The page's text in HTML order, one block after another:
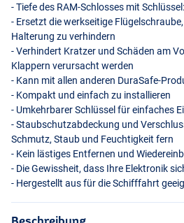
- Tiefe des RAM-Schlosses mit
- Ersetzt die werkseitige
Halterung zu verhindern
- Verhindert Kratzer und Schäden am
Klappern verursacht werden
- Kann mit allen anderen DuraSafe-
- Kompakt und einfach zu installieren
- Umkehrbarer Schlüssel für einfaches
- Staubschutzabdeckung und
Schmutz, Staub und Feuchtigkeit fern
- Kein lästiges Entfernen und
- Die Gewissheit, dass Ihre Elektronik
- Hergestellt aus für die Schifffahrt